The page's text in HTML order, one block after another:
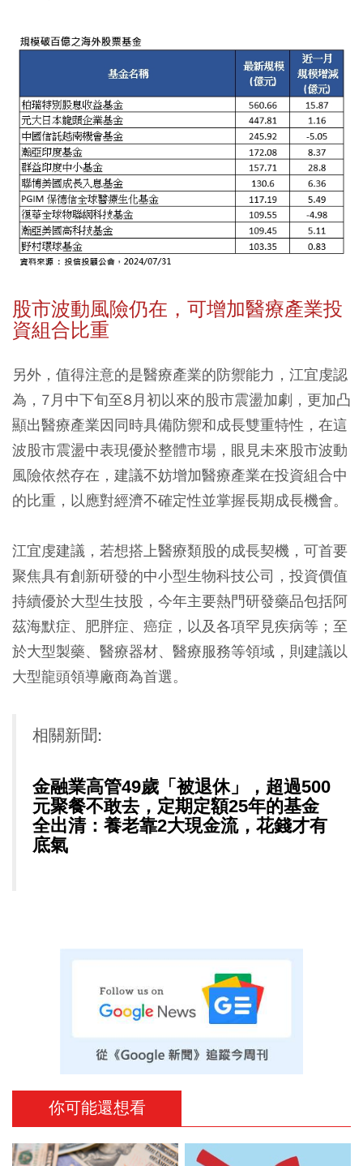
股市波動風險仍在，可增加醫療產業投
資組合比重
另外，值得注意的是醫療產業的防禦能力，江宜虔認
為，7月中下旬至8月初以來的股市震盪加劇，更加凸
顯出醫療產業因同時具備防禦和成長雙重特性，在這
波股市震盪中表現優於整體市場，眼見未來股市波動
風險依然存在，建議不妨增加醫療產業在投資組合中
的比重，以應對經濟不確定性並掌握長期成長機會。
江宜虔建議，若想搭上醫療類股的成長契機，可首要
聚焦具有創新研發的中小型生物科技公司，投資價值
持續優於大型生技股，今年主要熱門研發藥品包括阿
茲海默症、肥胖症、癌症，以及各項罕見疾病等；至
於大型製藥、醫療器材、醫療服務等領域，則建議以
大型龍頭領導廠商為首選。
相關新聞:
金融業高管49歲「被退休」，超過500
元聚餐不敢去，定期定額25年的基金
全出清：養老靠2大現金流，花錢才有
底氣
你可能還想看